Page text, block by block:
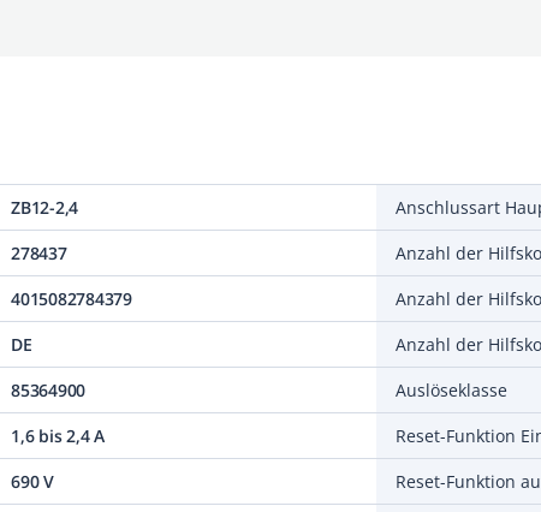
ZB12-2,4
278437
4015082784379
DE
85364900
1,6 bis 2,4 A
690 V
Anschlussart
Anzahl der
Anzahl der
Anzahl der
Auslöseklasse
Reset-Funktion
Reset-Funktion